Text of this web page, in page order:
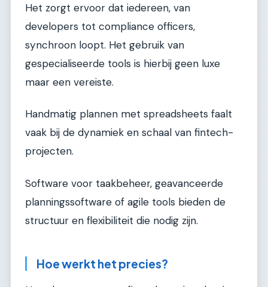
Het zorgt ervoor dat iedereen, van
developers tot compliance officers,
synchroon loopt. Het gebruik van
gespecialiseerde tools is hierbij geen luxe
maar een vereiste.
Handmatig plannen met spreadsheets faalt
vaak bij de dynamiek en schaal van fintech-
projecten.
Software voor taakbeheer, geavanceerde
planningssoftware of agile tools bieden de
structuur en flexibiliteit die nodig zijn.
Hoe werkt het precies?